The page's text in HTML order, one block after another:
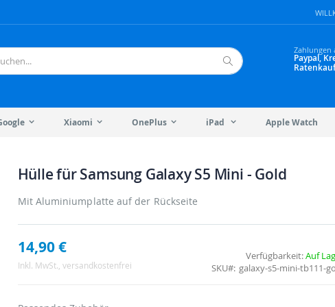
Zahlungen
Paypal,
Xiaomi OnePlus iPad Apple Watch
Hülle für Samsung Galaxy S5 Mini - Gold
Mit Aluminiumplatte auf der Rückseite
14,90 €
Inkl. MwSt., versandkostenfrei
Verfügbarkeit:Auf
SKU
galaxy-s5-mini-tb111-